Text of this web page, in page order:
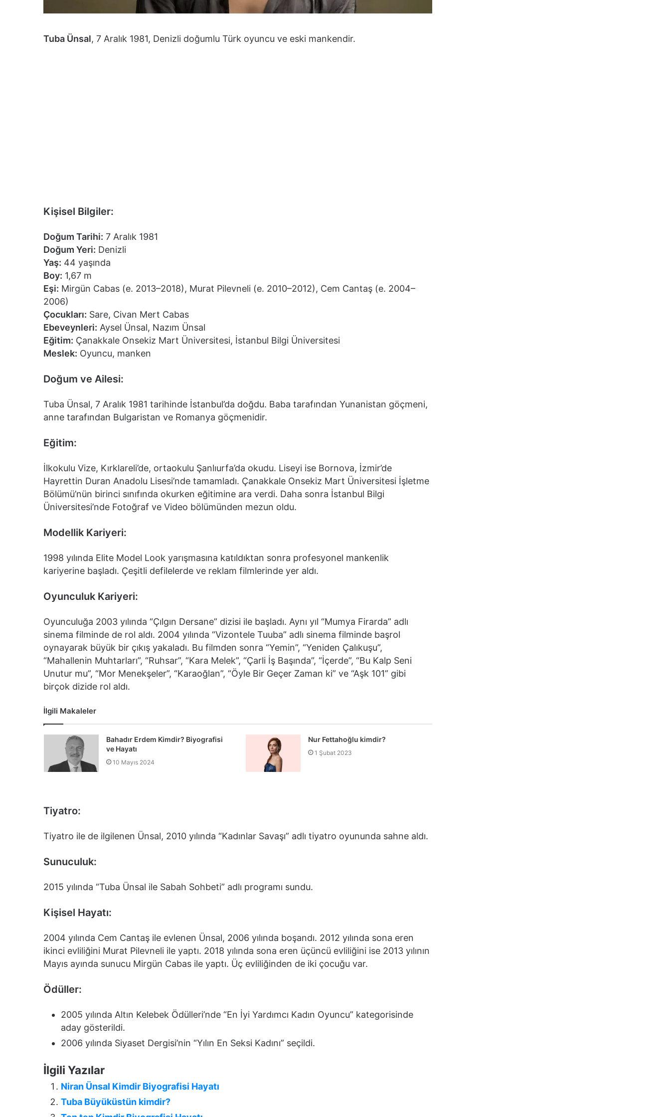
Tuba Ünsal, 7 Aralık 1981, Denizli doğumlu Türk oyuncu ve eski mankendir.
Kişisel Bilgiler:
Doğum Tarihi: 7 Aralık 1981
Doğum Yeri: Denizli
Yaş: 44 yaşında
Boy: 1,67 m
Eşi: Mirgün Cabas (e. 2013–2018), Murat Pilevneli (e. 2010–2012), Cem Cantaş (e. 2004–
2006)
Çocukları: Sare, Civan Mert Cabas
Ebeveynleri: Aysel Ünsal, Nazım Ünsal
Eğitim: Çanakkale Onsekiz Mart Üniversitesi, İstanbul Bilgi Üniversitesi
Meslek: Oyuncu, manken
Doğum ve Ailesi:
Tuba Ünsal, 7 Aralık 1981 tarihinde İstanbul’da doğdu. Baba tarafından Yunanistan göçmeni,
anne tarafından Bulgaristan ve Romanya göçmenidir.
Eğitim:
İlkokulu Vize, Kırklareli’de, ortaokulu Şanlıurfa’da okudu. Liseyi ise Bornova, İzmir’de
Hayrettin Duran Anadolu Lisesi’nde tamamladı. Çanakkale Onsekiz Mart Üniversitesi İşletme
Bölümü’nün birinci sınıfında okurken eğitimine ara verdi. Daha sonra İstanbul Bilgi
Üniversitesi’nde Fotoğraf ve Video bölümünden mezun oldu.
Modellik Kariyeri:
1998 yılında Elite Model Look yarışmasına katıldıktan sonra profesyonel mankenlik
kariyerine başladı. Çeşitli defilelerde ve reklam filmlerinde yer aldı.
Oyunculuk Kariyeri:
Oyunculuğa 2003 yılında “Çılgın Dersane” dizisi ile başladı. Aynı yıl “Mumya Firarda” adlı
sinema filminde de rol aldı. 2004 yılında “Vizontele Tuuba” adlı sinema filminde başrol
oynayarak büyük bir çıkış yakaladı. Bu filmden sonra “Yemin”, “Yeniden Çalıkuşu”,
“Mahallenin Muhtarları”, “Ruhsar”, “Kara Melek”, “Çarli İş Başında”, “İçerde”, “Bu Kalp Seni
Unutur mu”, “Mor Menekşeler”, “Karaoğlan”, “Öyle Bir Geçer Zaman ki” ve “Aşk 101” gibi
birçok dizide rol aldı.
İlgili Makaleler
Bahadır Erdem Kimdir? Biyografisi
ve Hayatı
10 Mayıs 2024
Nur Fettahoğlu kimdir?
1 Şubat 2023
Tiyatro:
Tiyatro ile de ilgilenen Ünsal, 2010 yılında “Kadınlar Savaşı” adlı tiyatro oyununda sahne aldı.
Sunuculuk:
2015 yılında “Tuba Ünsal ile Sabah Sohbeti” adlı programı sundu.
Kişisel Hayatı:
2004 yılında Cem Cantaş ile evlenen Ünsal, 2006 yılında boşandı. 2012 yılında sona eren
ikinci evliliğini Murat Pilevneli ile yaptı. 2018 yılında sona eren üçüncü evliliğini ise 2013 yılının
Mayıs ayında sunucu Mirgün Cabas ile yaptı. Üç evliliğinden de iki çocuğu var.
Ödüller:
2005 yılında Altın Kelebek Ödülleri’nde “En İyi Yardımcı Kadın Oyuncu” kategorisinde
aday gösterildi.
2006 yılında Siyaset Dergisi’nin “Yılın En Seksi Kadını” seçildi.
İlgili Yazılar
Niran Ünsal Kimdir Biyografisi Hayatı
Tuba Büyüküstün kimdir?